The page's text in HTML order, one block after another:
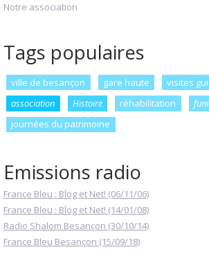
Notre association
Tags populaires
ville de besançon gare haute visites
association
Histoire réhabilitation
journées du patrimoine
Emissions radio
France Bleu : Blog et Net! (06/11/06)
France Bleu : Blog et Net! (14/01/08)
Radio Shalom Besançon (30/10/14)
France Bleu Besançon (15/09/18)